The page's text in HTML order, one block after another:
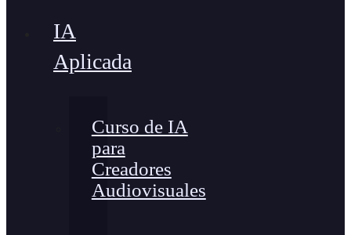
IA
Aplicada
Curso de IA
para
Creadores
Audiovisuales